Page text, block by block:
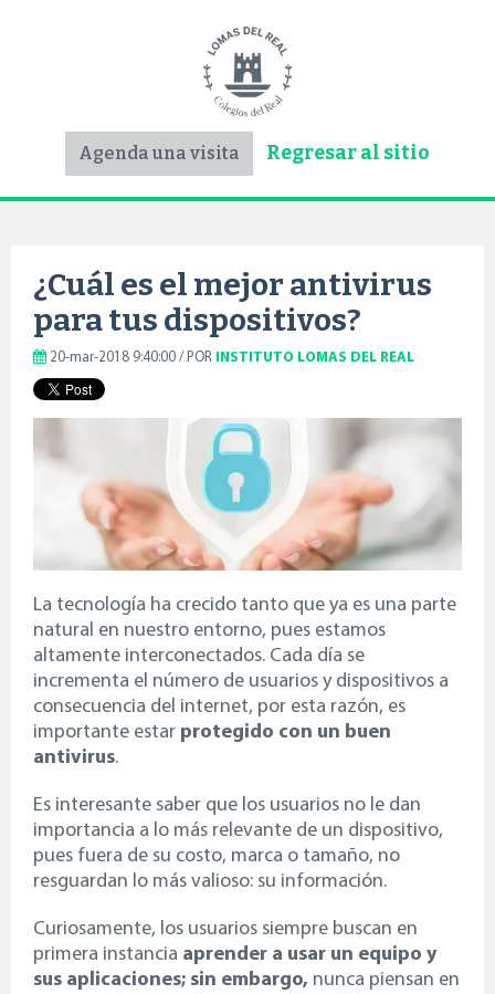
Agenda una visita Regresar al sitio
¿Cuál es el mejor antivirus
para tus dispositivos?
20-mar-2018 9:40:00 / POR INSTITUTO LOMAS DEL REAL
La tecnología ha crecido tanto que ya es una parte
natural en nuestro entorno, pues estamos
altamente interconectados. Cada día se
incrementa el número de usuarios y dispositivos a
consecuencia del internet, por esta razón, es
importante estar protegido con un buen
antivirus.
Es interesante saber que los usuarios no le dan
importancia a lo más relevante de un dispositivo,
pues fuera de su costo, marca o tamaño, no
resguardan lo más valioso: su información.
Curiosamente, los usuarios siempre buscan en
primera instancia aprender a usar un equipo y
sus aplicaciones; sin embargo, nunca piensan en